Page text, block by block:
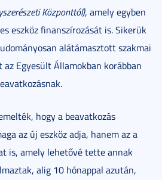
Központtól), amely egyben
eszköz finanszírozását is. Sikerük
alátámasztott szakmai
Egyesült Államokban korábban
hogy a beavatkozás
az új eszköz adja, hanem az a
is, amely lehetővé tette annak
alig 10 hónappal azután,